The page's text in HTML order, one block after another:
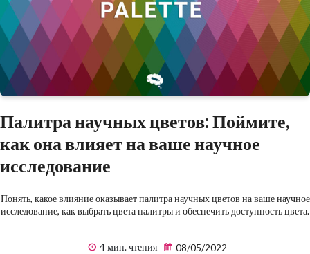
Палитра научных цветов: Поймите,
как она влияет на ваше научное
исследование
Понять, какое влияние оказывает палитра научных цветов на ваше научное
исследование, как выбрать цвета палитры и обеспечить доступность цвета.
4 мин. чтения 08/05/2022